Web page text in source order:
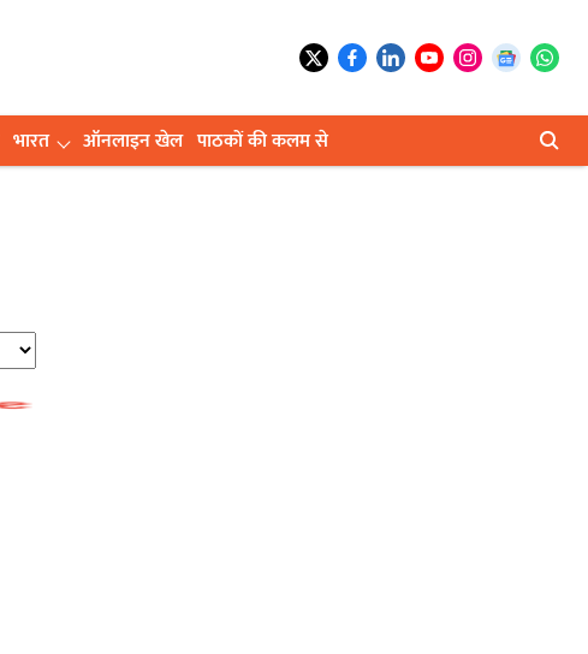
भारत ऑनलाइन खेल पाठकों की कलम से